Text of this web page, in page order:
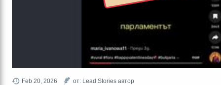
Feb 20, 2026 от: Lead Stories автор